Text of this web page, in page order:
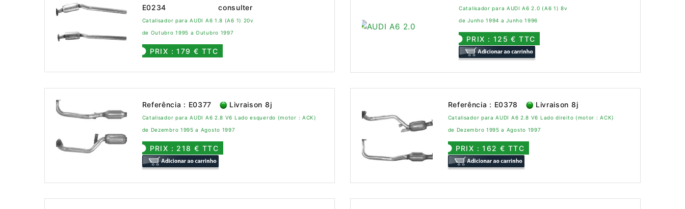
E0234
consulter
Catalisador para AUDI A6 1.8 (A6 1) 20v
de Outubro 1995 a Outubro 1997
PRIX : 179 € TTC
Catalisador para AUDI A6 2.0 (A6 1) 8v
de Junho 1994 a Junho 1996
PRIX : 125 € TTC
Referência : E0377 Livraison 8j
Catalisador para AUDI A6 2.8 V6 Lado esquerdo (motor : ACK)
de Dezembro 1995 a Agosto 1997
PRIX : 218 € TTC
Referência : E0378 Livraison 8j
Catalisador para AUDI A6 2.8 V6 Lado direito (motor : ACK)
de Dezembro 1995 a Agosto 1997
PRIX : 162 € TTC